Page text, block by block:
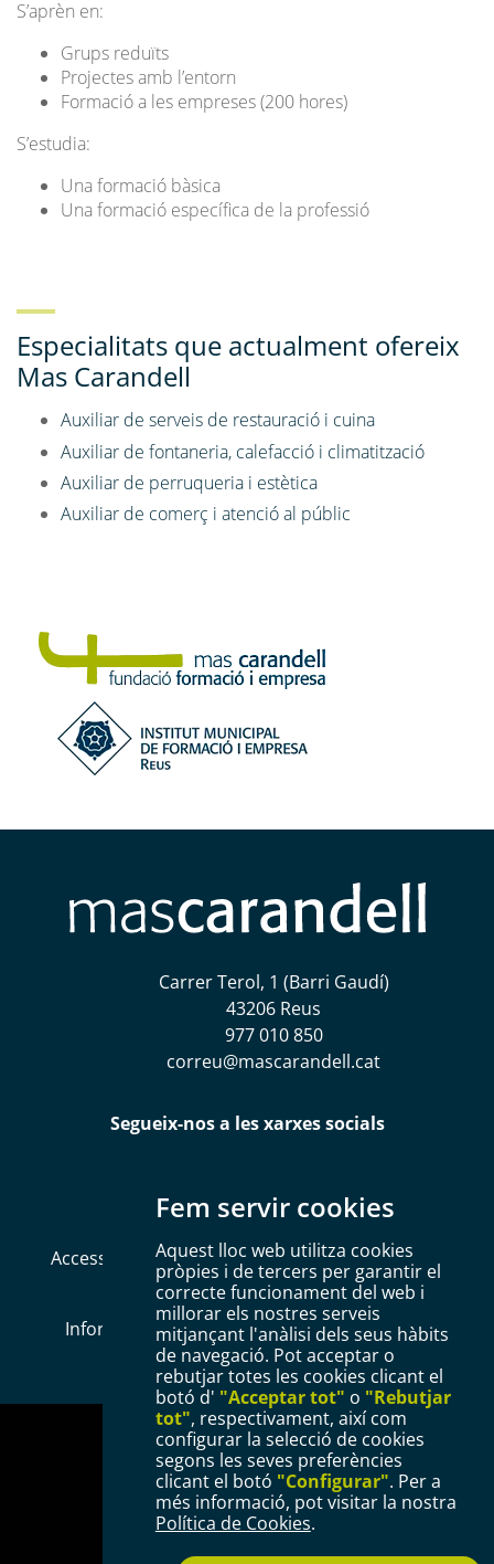
Fem servir cookies
Aquest lloc web utilitza cookies
pròpies i de tercers per garantir el
correcte funcionament del web i
millorar els nostres serveis
mitjançant l'anàlisi dels seus hàbits
de navegació. Pot acceptar o
rebutjar totes les cookies clicant el
botó d' "Acceptar tot" o "Rebutjar
tot", respectivament, així com
configurar la selecció de cookies
segons les seves preferències
clicant el botó "Configurar". Per a
més informació, pot visitar la nostra
Política de Cookies.
S’aprèn en:
Grups reduïts
Projectes amb l’entorn
Formació a les empreses (200 hores)
S’estudia:
Una formació bàsica
Una formació específica de la professió
Especialitats que actualment ofereix
Mas Carandell
Auxiliar de serveis de restauració i cuina
Auxiliar de fontaneria, calefacció i climatització
Auxiliar de perruqueria i estètica
Auxiliar de comerç i atenció al públic
Carrer Terol, 1 (Barri Gaudí)
43206 Reus
977 010 850
correu@mascarandell.cat
Segueix-nos a les xarxes socials
Accessibilitat Mapa web
Política de Cookies
Avís legal
Política de privacitat
Informació Bàsica RGPD
Configurar Cookies